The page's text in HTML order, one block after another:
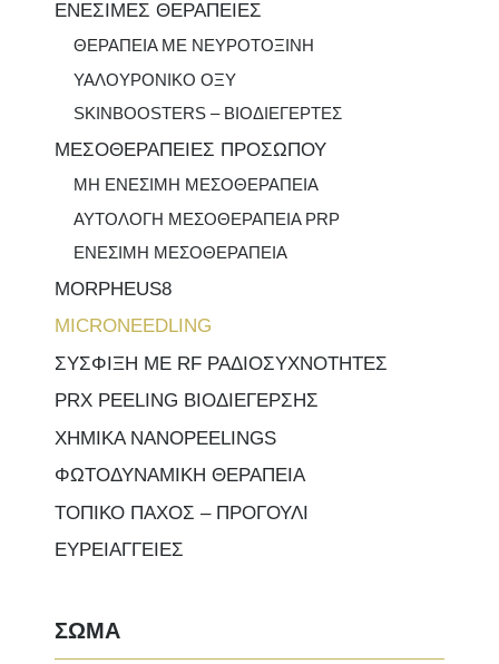
ΕΝΕΣΙΜΕΣ ΘΕΡΑΠΕΙΕΣ
ΘΕΡΑΠΕΙΑ ΜΕ ΝΕΥΡΟΤΟΞΙΝΗ
ΥΑΛΟΥΡΟΝΙΚΟ ΟΞΥ
SKINBOOSTERS – ΒΙΟΔΙΕΓΕΡΤΕΣ
ΜΕΣΟΘΕΡΑΠΕΙΕΣ ΠΡΟΣΩΠΟΥ
ΜΗ ΕΝΕΣΙΜΗ ΜΕΣΟΘΕΡΑΠΕΙΑ
ΑΥΤΟΛΟΓΗ ΜΕΣΟΘΕΡΑΠΕΙΑ PRP
ΕΝΕΣΙΜΗ ΜΕΣΟΘΕΡΑΠΕΙΑ
MORPHEUS8
MICRONEEDLING
ΣΥΣΦΙΞΗ ΜΕ RF ΡΑΔΙΟΣΥΧΝΟΤΗΤΕΣ
PRX PEELING ΒΙΟΔΙΕΓΕΡΣΗΣ
ΧΗΜΙΚΑ NANOPEELINGS
ΦΩΤΟΔΥΝΑΜΙΚΗ ΘΕΡΑΠΕΙΑ
ΤΟΠΙΚΟ ΠΑΧΟΣ – ΠΡΟΓΟΥΛΙ
ΕΥΡΕΙΑΓΓΕΙΕΣ
ΣΩΜΑ